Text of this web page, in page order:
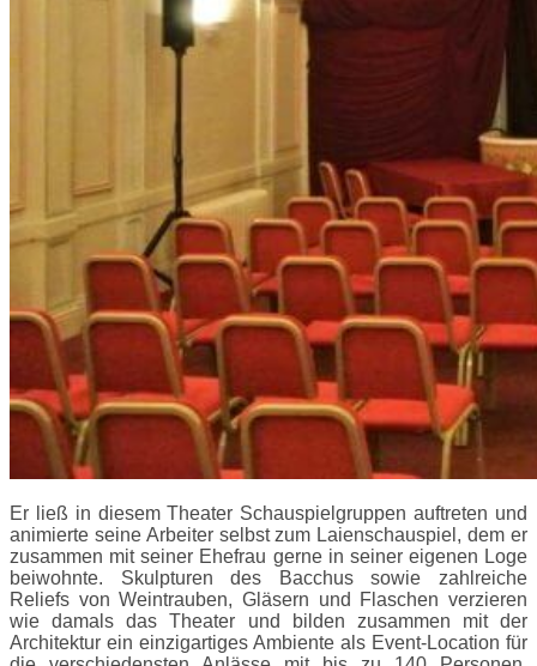
Er ließ in diesem Theater Schauspielgruppen auftreten und
animierte seine Arbeiter selbst zum Laienschauspiel, dem er
zusammen mit seiner Ehefrau gerne in seiner eigenen Loge
beiwohnte. Skulpturen des Bacchus sowie zahlreiche
Reliefs von Weintrauben, Gläsern und Flaschen verzieren
wie damals das Theater und bilden zusammen mit der
Architektur ein einzigartiges Ambiente als Event-Location für